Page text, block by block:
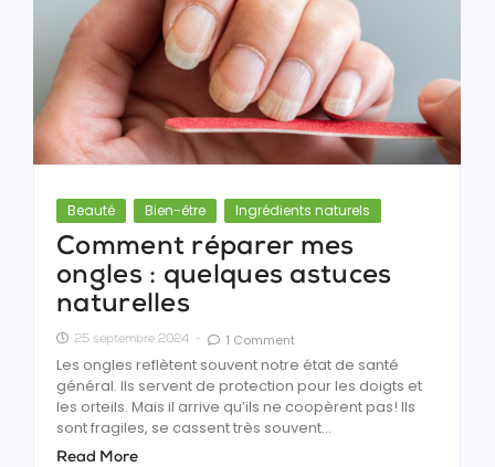
Beauté Bien-être Ingrédients naturels
Comment réparer mes
ongles : quelques astuces
naturelles
25 septembre 2024 - 1 Comment
Les ongles reflètent souvent notre état de santé
général. Ils servent de protection pour les doigts et
les orteils. Mais il arrive qu’ils ne coopèrent pas! Ils
sont fragiles, se cassent très souvent...
Read More